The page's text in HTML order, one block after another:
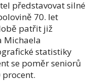
představovat silné
70. let
patřit již
Michaela
statistiky
se poměr seniorů
procent.